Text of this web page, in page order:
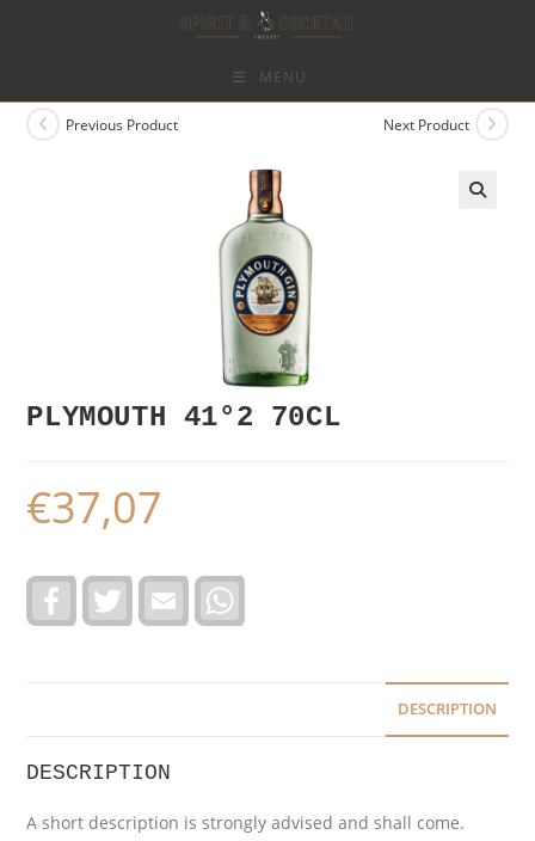
MENU
Previous Product Next Product
PLYMOUTH 41°2 70CL
€37,07
c
T
i
E
a
a
DESCRIPTION
DESCRIPTION
A short description is strongly advised and shall come.